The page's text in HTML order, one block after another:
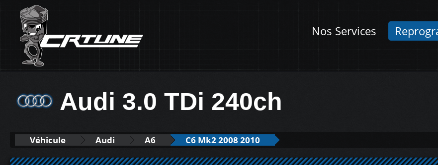
Nos Services
Audi 3.0 TDi 240ch
Véhicule Audi A6 C6 Mk2 2008 2010